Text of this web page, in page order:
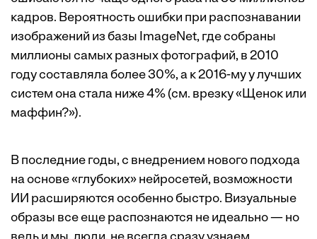
кадров. Вероятность ошибки при распознавании
изображений из базы ImageNet, где собраны
миллионы самых разных фотографий, в 2010
году составляла более 30%, а к 2016-му у лучших
систем она стала ниже 4% (см. врезку «Щенок или
маффин?»).
В последние годы, с внедрением нового подхода
на основе «глубоких» нейросетей, возможности
ИИ расширяются особенно быстро. Визуальные
образы все еще распознаются не идеально — но